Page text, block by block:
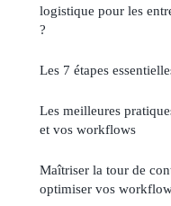
logistique pour les
?
Les 7 étapes
Les meilleures
et vos workflows
Maîtriser la tour de
optimiser vos